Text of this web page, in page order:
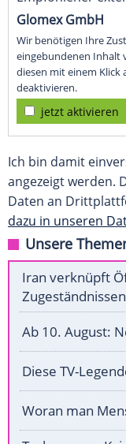
Glomex GmbH
Wir benötigen Ihre
eingebundenen Inhalt
diesen mit einem Klick
deaktivieren.
jetzt aktivieren
Ich bin damit
angezeigt werden.
Daten an
dazu in unseren
Unsere
Iran verknüpft
Zugeständnissen
Ab 10. August:
Diese TV-
Woran man